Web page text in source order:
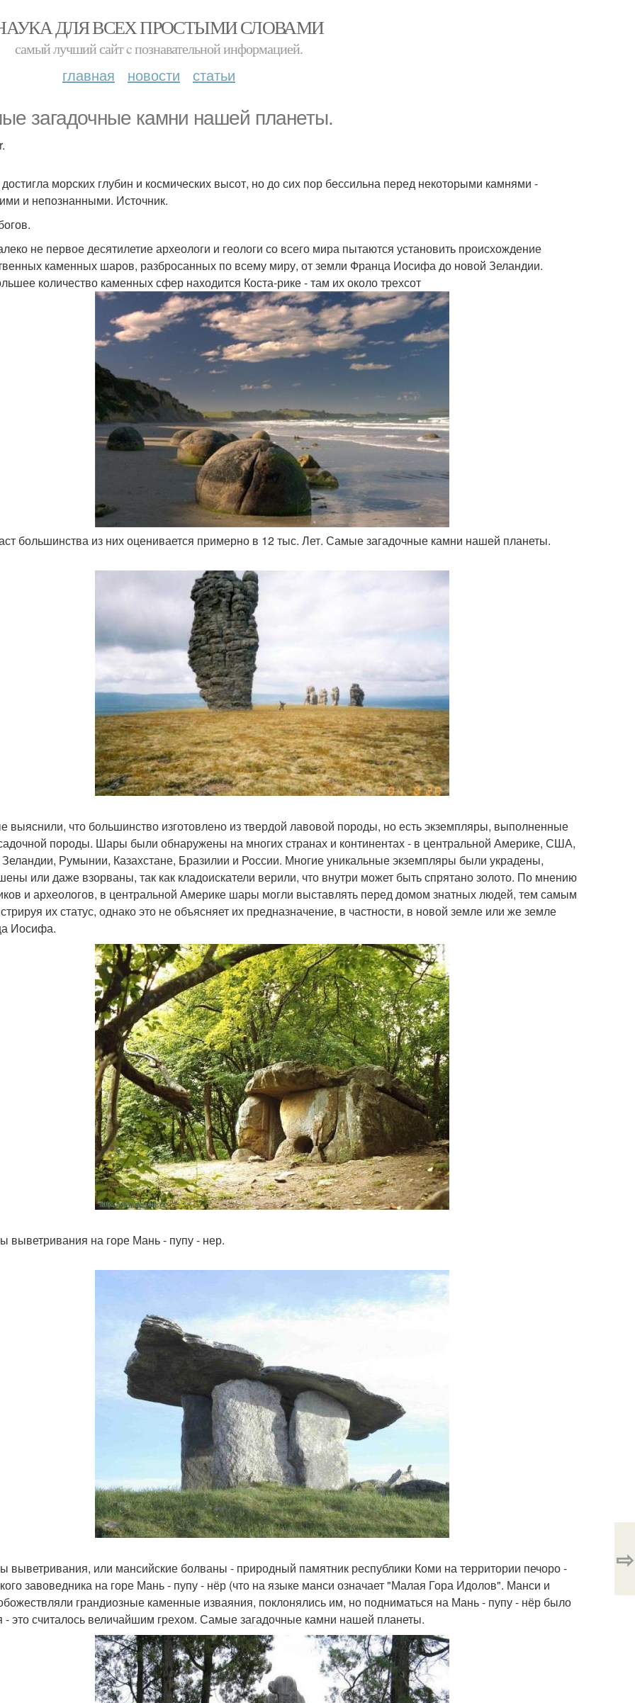
ДЛЯ ВСЕХ ПРОСТЫМИ СЛОВАМИ
самый лучший сайт c познавательной информацией.
главная новости статьи
загадочные камни нашей планеты.
морских глубин и космических высот, но до сих пор бессильна перед некоторыми камнями -
и непознанными. Источник.
не первое десятилетие археологи и геологи со всего мира пытаются установить происхождение
каменных шаров, разбросанных по всему миру, от земли Франца Иосифа до новой Зеландии.
количество каменных сфер находится Коста-рике - там их около трехсот
большинства из них оценивается примерно в 12 тыс. Лет. Самые загадочные камни нашей планеты.
выяснили, что большинство изготовлено из твердой лавовой породы, но есть экземпляры, выполненные
породы. Шары были обнаружены на многих странах и континентах - в центральной Америке, США,
Румынии, Казахстане, Бразилии и России. Многие уникальные экземпляры были украдены,
или даже взорваны, так как кладоискатели верили, что внутри может быть спрятано золото. По мнению
и археологов, в центральной Америке шары могли выставлять перед домом знатных людей, тем самым
их статус, однако это не объясняет их предназначение, в частности, в новой земле или же земле
Иосифа.
выветривания на горе Мань - пупу - нер.
выветривания, или мансийские болваны - природный памятник республики Коми на территории печоро -
завоведника на горе Мань - пупу - нёр (что на языке манси означает "Малая Гора Идолов". Манси и
грандиозные каменные изваяния, поклонялись им, но подниматься на Мань - пупу - нёр было
- это считалось величайшим грехом. Самые загадочные камни нашей планеты.
⇨